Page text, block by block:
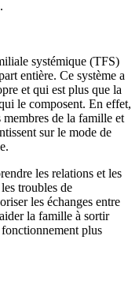
systémique (TFS)
entière. Ce système a
et qui est plus que la
le composent. En effet,
membres de la famille et
sur le mode de
les relations et les
troubles de
les échanges entre
la famille à sortir
plus